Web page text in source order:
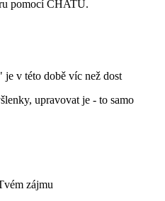
pomocí CHATU.
je v této době víc než dost
upravovat je - to samo
zájmu